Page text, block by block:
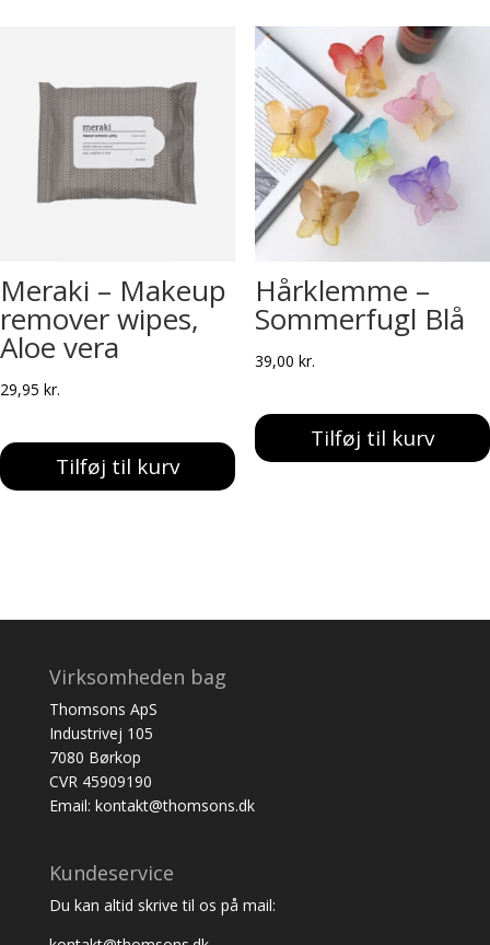
Meraki – Makeup
remover wipes,
Aloe vera
29,95 kr.
Tilføj til kurv
Hårklemme –
Sommerfugl Blå
39,00 kr.
Tilføj til kurv
Virksomheden bag
Thomsons ApS
Industrivej 105
7080 Børkop
CVR 45909190
Email: kontakt@thomsons.dk
Kundeservice
Du kan altid skrive til os på mail: